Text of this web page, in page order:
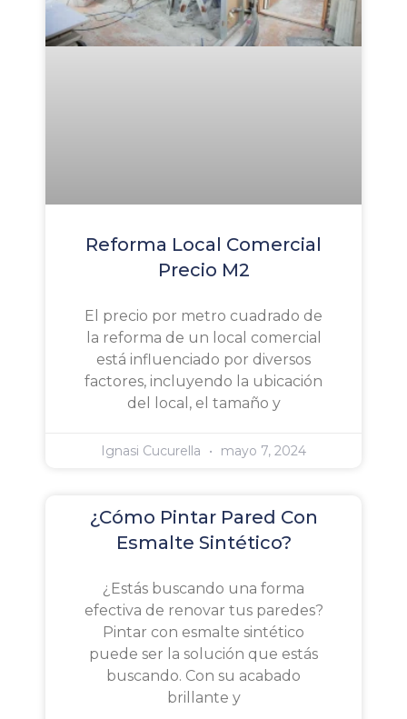
Reforma Local Comercial
Precio M2
El precio por metro cuadrado de
la reforma de un local comercial
está influenciado por diversos
factores, incluyendo la ubicación
del local, el tamaño y
Ignasi Cucurella mayo 7, 2024
¿Cómo Pintar Pared Con
Esmalte Sintético?
¿Estás buscando una forma
efectiva de renovar tus paredes?
Pintar con esmalte sintético
puede ser la solución que estás
buscando. Con su acabado
brillante y